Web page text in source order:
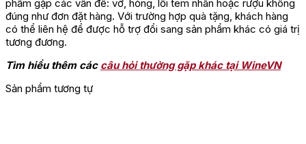
phẩm gặp các vấn đề: vỡ, hỏng, lỗi tem nhãn hoặc rượu không
đúng như đơn đặt hàng. Với trường hợp quà tặng, khách hàng
có thể liên hệ để được hỗ trợ đổi sang sản phẩm khác có giá trị
tương đương.
Tìm hiểu thêm các câu hỏi thường gặp khác tại WineVN
Sản phẩm tương tự